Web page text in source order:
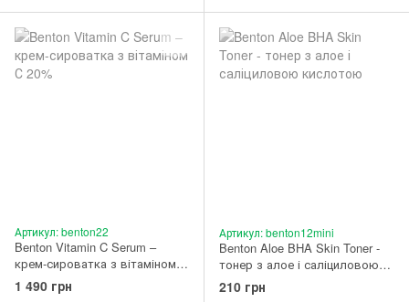
Артикул: benton22
Benton Vitamin C Serum –
крем-сироватка з вітаміном С
20%
1 490 грн
Артикул: benton12mini
Benton Aloe BHA Skin Toner -
тонер з алое і саліциловою
кислотою мініатюра 20 мл
210 грн